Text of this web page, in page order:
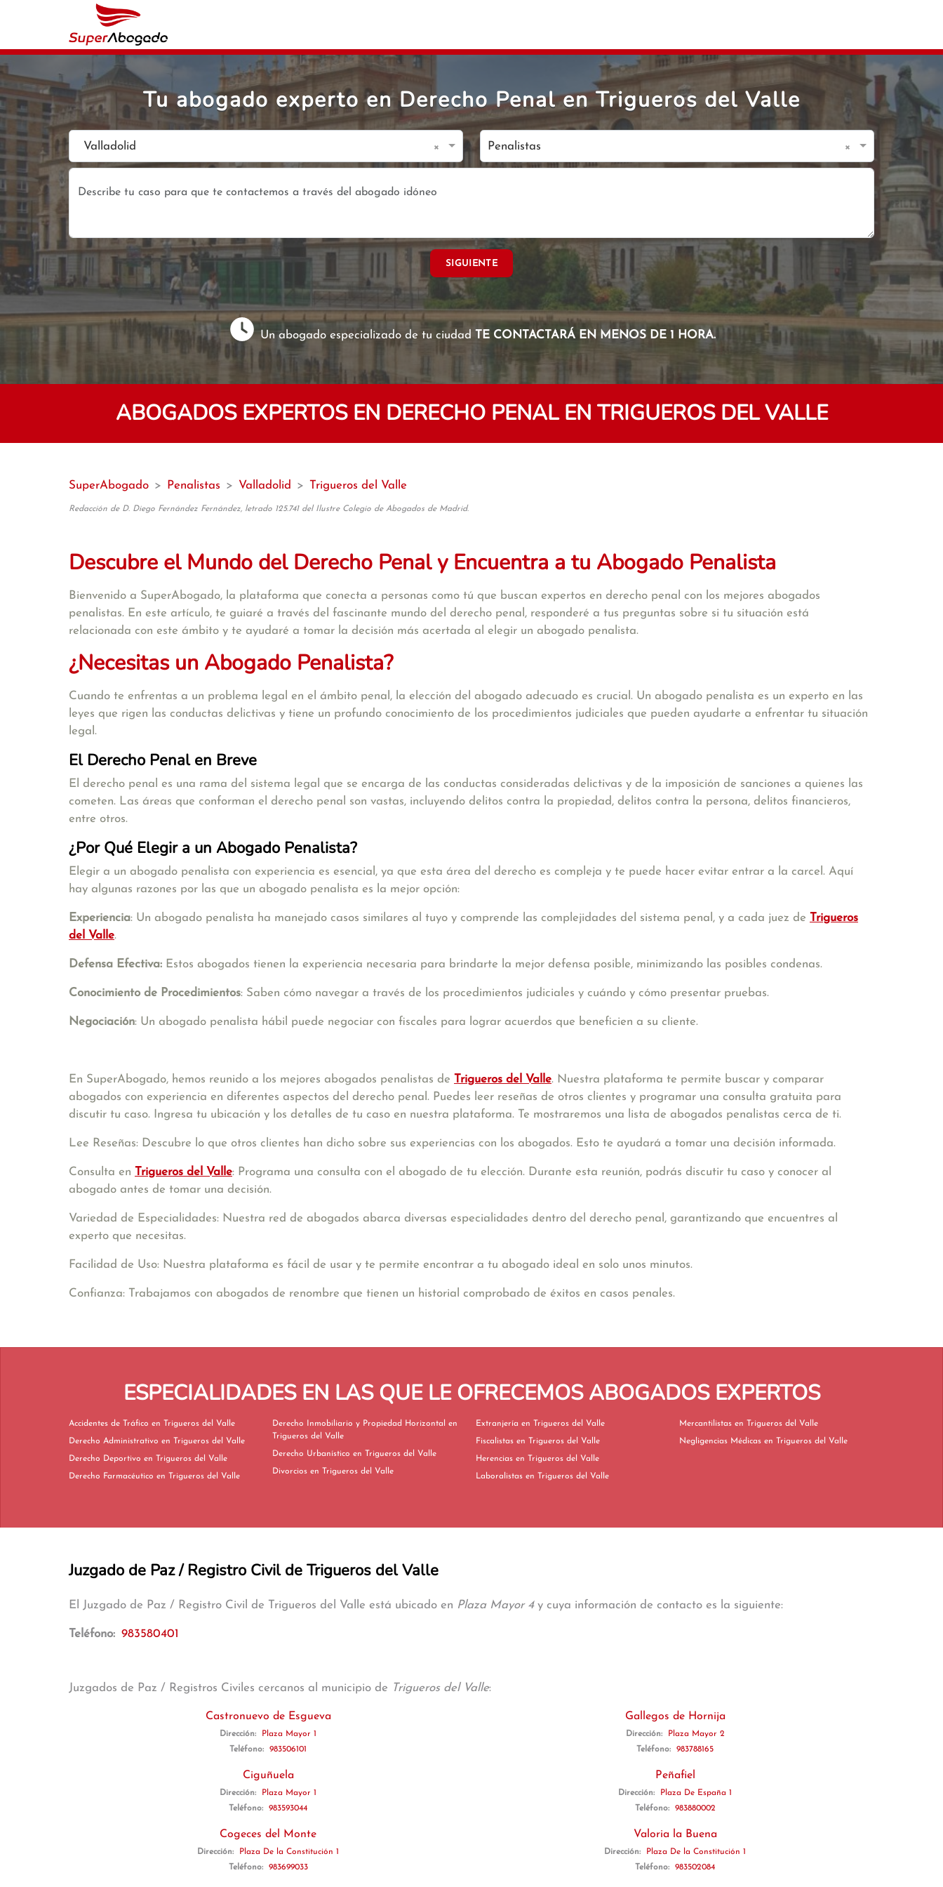
Tu abogado experto en Derecho Penal en Trigueros del Valle
Valladolid × Penalistas ×
SIGUIENTE
Un abogado especializado de tu ciudad TE CONTACTARÁ EN MENOS DE 1 HORA.
ABOGADOS EXPERTOS EN DERECHO PENAL EN TRIGUEROS DEL VALLE
SuperAbogado > Penalistas > Valladolid > Trigueros del Valle
Redacción de D. Diego Fernández Fernández, letrado 125.741 del Ilustre Colegio de Abogados de Madrid.
Descubre el Mundo del Derecho Penal y Encuentra a tu Abogado Penalista
Bienvenido a SuperAbogado, la plataforma que conecta a personas como tú que buscan expertos en derecho penal con los mejores abogados
penalistas. En este artículo, te guiaré a través del fascinante mundo del derecho penal, responderé a tus preguntas sobre si tu situación está
relacionada con este ámbito y te ayudaré a tomar la decisión más acertada al elegir un abogado penalista.
¿Necesitas un Abogado Penalista?
Cuando te enfrentas a un problema legal en el ámbito penal, la elección del abogado adecuado es crucial. Un abogado penalista es un experto en las
leyes que rigen las conductas delictivas y tiene un profundo conocimiento de los procedimientos judiciales que pueden ayudarte a enfrentar tu situación
legal.
El Derecho Penal en Breve
El derecho penal es una rama del sistema legal que se encarga de las conductas consideradas delictivas y de la imposición de sanciones a quienes las
cometen. Las áreas que conforman el derecho penal son vastas, incluyendo delitos contra la propiedad, delitos contra la persona, delitos financieros,
entre otros.
¿Por Qué Elegir a un Abogado Penalista?
Elegir a un abogado penalista con experiencia es esencial, ya que esta área del derecho es compleja y te puede hacer evitar entrar a la carcel. Aquí
hay algunas razones por las que un abogado penalista es la mejor opción:
Experiencia: Un abogado penalista ha manejado casos similares al tuyo y comprende las complejidades del sistema penal, y a cada juez de Trigueros
del Valle.
Defensa Efectiva: Estos abogados tienen la experiencia necesaria para brindarte la mejor defensa posible, minimizando las posibles condenas.
Conocimiento de Procedimientos: Saben cómo navegar a través de los procedimientos judiciales y cuándo y cómo presentar pruebas.
Negociación: Un abogado penalista hábil puede negociar con fiscales para lograr acuerdos que beneficien a su cliente.
En SuperAbogado, hemos reunido a los mejores abogados penalistas de Trigueros del Valle. Nuestra plataforma te permite buscar y comparar
abogados con experiencia en diferentes aspectos del derecho penal. Puedes leer reseñas de otros clientes y programar una consulta gratuita para
discutir tu caso. Ingresa tu ubicación y los detalles de tu caso en nuestra plataforma. Te mostraremos una lista de abogados penalistas cerca de ti.
Lee Reseñas: Descubre lo que otros clientes han dicho sobre sus experiencias con los abogados. Esto te ayudará a tomar una decisión informada.
Consulta en Trigueros del Valle: Programa una consulta con el abogado de tu elección. Durante esta reunión, podrás discutir tu caso y conocer al
abogado antes de tomar una decisión.
Variedad de Especialidades: Nuestra red de abogados abarca diversas especialidades dentro del derecho penal, garantizando que encuentres al
experto que necesitas.
Facilidad de Uso: Nuestra plataforma es fácil de usar y te permite encontrar a tu abogado ideal en solo unos minutos.
Confianza: Trabajamos con abogados de renombre que tienen un historial comprobado de éxitos en casos penales.
ESPECIALIDADES EN LAS QUE LE OFRECEMOS ABOGADOS EXPERTOS
Accidentes de Tráfico en Trigueros del Valle
Derecho Administrativo en Trigueros del Valle
Derecho Deportivo en Trigueros del Valle
Derecho Farmacéutico en Trigueros del Valle
Derecho Inmobiliario y Propiedad Horizontal en
Trigueros del Valle
Derecho Urbanístico en Trigueros del Valle
Divorcios en Trigueros del Valle
Extranjería en Trigueros del Valle
Fiscalistas en Trigueros del Valle
Herencias en Trigueros del Valle
Laboralistas en Trigueros del Valle
Mercantilistas en Trigueros del Valle
Negligencias Médicas en Trigueros del Valle
Juzgado de Paz / Registro Civil de Trigueros del Valle
El Juzgado de Paz / Registro Civil de Trigueros del Valle está ubicado en Plaza Mayor 4y cuya información de contacto es la siguiente:
Teléfono: 983580401
Juzgados de Paz / Registros Civiles cercanos al municipio de Trigueros del Valle:
Castronuevo de Esgueva
Dirección:
Plaza Mayor 1
Teléfono:
983506101
Ciguñuela
Dirección:
Plaza Mayor 1
Teléfono:
983593044
Cogeces del Monte
Dirección:
Plaza De la Constitución 1
Teléfono:
983699033
Gallegos de Hornija
Dirección:
Plaza Mayor 2
Teléfono:
983788165
Peñafiel
Dirección:
Plaza De España 1
Teléfono:
983880002
Valoria la Buena
Dirección:
Plaza De la Constitución 1
Teléfono:
983502084